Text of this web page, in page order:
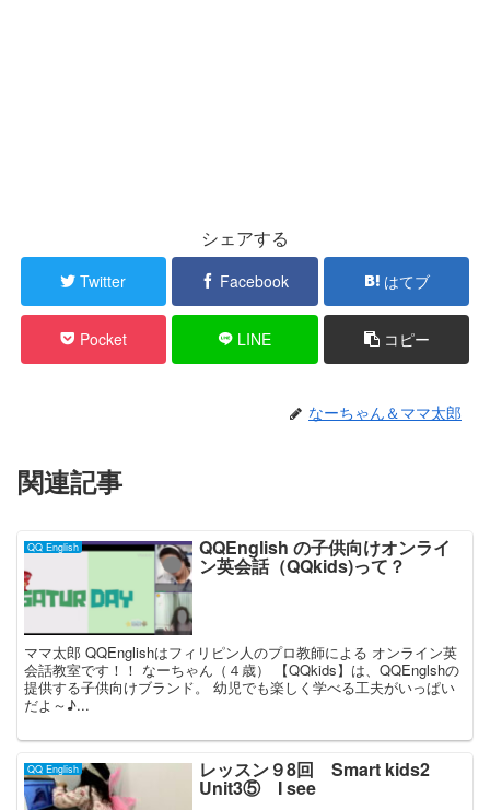
シェアする
Twitter Facebook はてブ
Pocket LINE コピー
なーちゃん＆ママ太郎
関連記事
QQ English QQEnglish の子供向けオンライ
ン英会話（QQkids)って？
ママ太郎 QQEnglishはフィリピン人のプロ教師による オンライン英
会話教室です！！ なーちゃん（４歳） 【QQkids】は、QQEnglshの
提供する子供向けブランド。 幼児でも楽しく学べる工夫がいっぱい
だよ～♪...
QQ English レッスン９8回 Smart kids2
Unit3⑤ I see